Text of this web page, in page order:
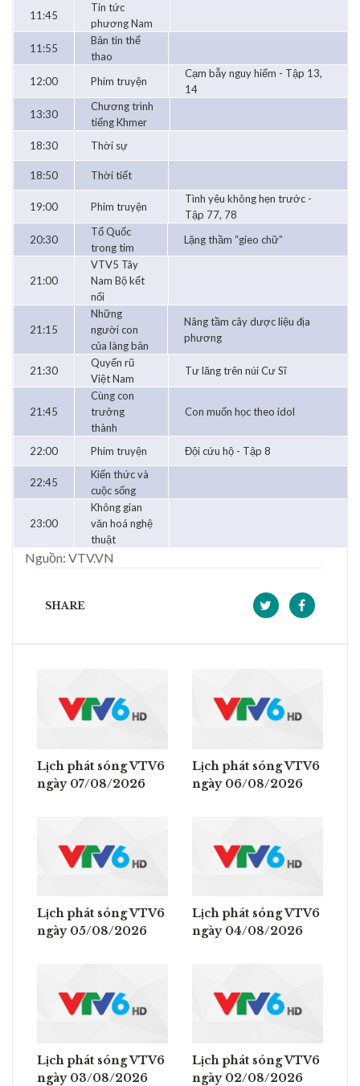
11:45
Tin tức
phương Nam
11:55
Bản tin thể
thao
12:00
Phim truyện
Cạm bẫy nguy hiểm - Tập 13,
14
13:30
Chương trình
tiếng Khmer
18:30
Thời sự
18:50 Thời tiết
19:00 Phim truyện
Tình yêu không hẹn trước -
Tập 77, 78
20:30
Tổ Quốc
trong tim
Lặng thầm “gieo chữ”
21:00
VTV5 Tây
Nam Bộ kết
nối
21:15
Những
người con
của làng bản
Nâng tầm cây dược liệu địa
phương
21:30
Quyến rũ
Việt Nam
Tư lăng trên núi Cư Sĩ
21:45
Cùng con
trưởng
thành
Con muốn học theo idol
22:00 Phim truyện Đội cứu hộ - Tập 8
22:45
Kiến thức và
cuộc sống
23:00
Không gian
văn hoá nghệ
thuật
Nguồn: VTV.VN
SHARE
Lịch phát sóng VTV6
ngày 07/08/2026
Lịch phát sóng VTV6
ngày 06/08/2026
Lịch phát sóng VTV6
ngày 05/08/2026
Lịch phát sóng VTV6
ngày 04/08/2026
Lịch phát sóng VTV6
ngày 03/08/2026
Lịch phát sóng VTV6
ngày 02/08/2026